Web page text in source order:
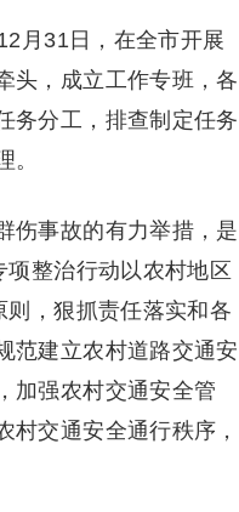
月31日，在全市开展
头，成立工作专班，各
务分工，排查制定任务
伤事故的有力举措，是
整治行动以农村地区
则，狠抓责任落实和各
范建立农村道路交通安
加强农村交通安全管
交通安全通行秩序，